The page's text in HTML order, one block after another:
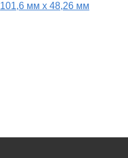
101,6 мм х 48,26 мм